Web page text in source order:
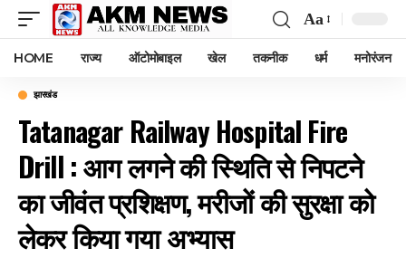
Font
Aa
HOME राज्य ऑटोमोबाइल खेल तकनीक धर्म मनोरंजन
झारखंड
Tatanagar Railway Hospital Fire
Drill : आग लगने की स्थिति से निपटने
का जीवंत प्रशिक्षण, मरीजों की सुरक्षा को
लेकर किया गया अभ्यास